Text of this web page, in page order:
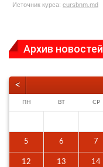
Источник курса: cursbnm.md
Архив новостей
<
ПН ВТ СР
5 6 7
12 13 14